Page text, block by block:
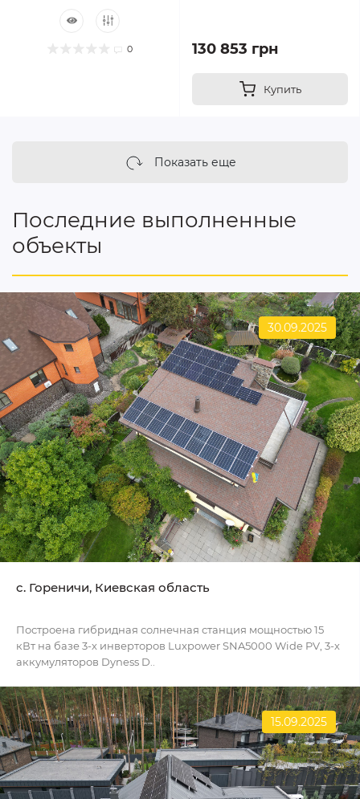
0 130 853 грн
Купить
Показать еще
Последние выполненные
объекты
30.09.2025
c. Гореничи, Киевская область
Построена гибридная солнечная станция мощностью 15
кВт на базе 3-х инверторов Luxpower SNA5000 Wide PV, 3-х
аккумуляторов Dyness D..
15.09.2025